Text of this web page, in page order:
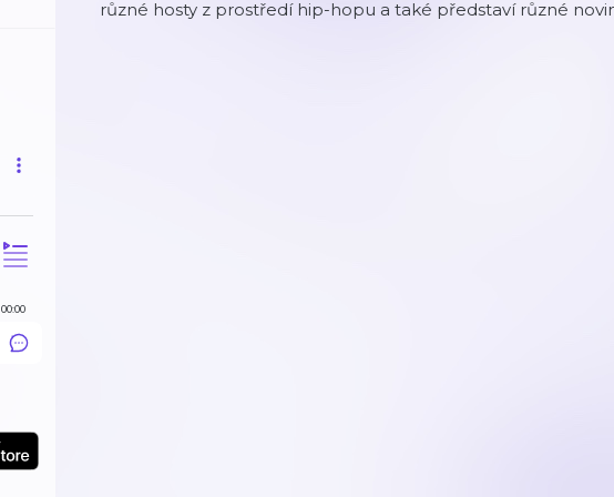
00:00
různé hosty z prostředí hip-hopu a také představí různé